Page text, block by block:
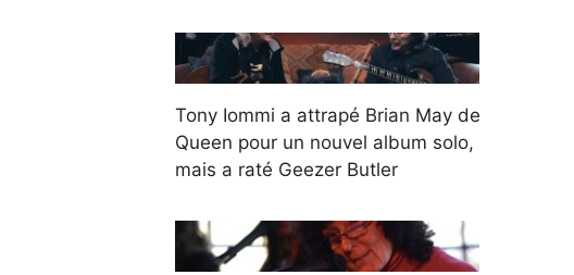
Tony Iommi a attrapé Brian May de
Queen pour un nouvel album solo,
mais a raté Geezer Butler